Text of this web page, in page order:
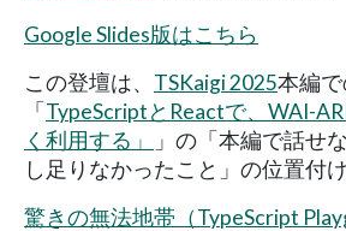
Google Slides版はこちら
この登壇は、 TSKaigi 2025本編
「TypeScriptとReactで、WAI-
く利用する」
」の「本編で話せ
し足りなかったこと」の位置付
驚きの無法地帯（TypeScript